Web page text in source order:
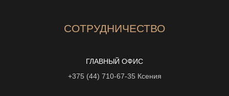
СОТРУДНИЧЕСТВО
ГЛАВНЫЙ ОФИС
+375 (44) 710-67-35 Ксения